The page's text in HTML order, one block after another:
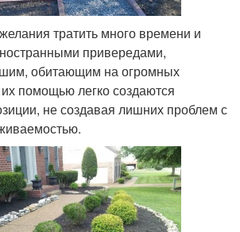
тратить много времени и
привередами,
обитающим на огромных
помощью легко создаются
не создавая лишних проблем с